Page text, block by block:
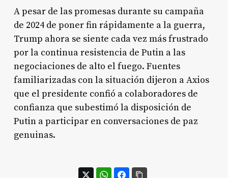
A pesar de las promesas durante su campaña
de 2024 de poner fin rápidamente a la guerra,
Trump ahora se siente cada vez más frustrado
por la continua resistencia de Putin a las
negociaciones de alto el fuego. Fuentes
familiarizadas con la situación dijeron a Axios
que el presidente confió a colaboradores de
confianza que subestimó la disposición de
Putin a participar en conversaciones de paz
genuinas.